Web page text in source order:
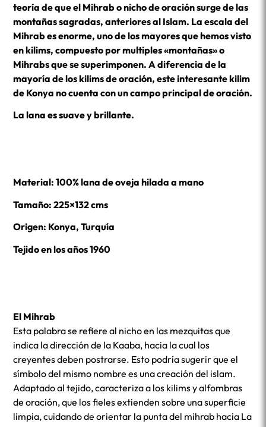
teoría de que el Mihrab o nicho de oración surge de las
montañas sagradas, anteriores al Islam. La escala del
Mihrab es enorme, uno de los mayores que hemos visto
en kilims, compuesto por multiples «montañas» o
Mihrabs que se superimponen. A diferencia de la
mayoría de los kilims de oración, este interesante kilim
de Konya no cuenta con un campo principal de oración.
La lana es suave y brillante.
Material: 100% lana de oveja hilada a mano
Tamaño: 225×132 cms
Origen: Konya, Turquía
Tejido en los años 1960
El Mihrab
Esta palabra se refiere al nicho en las mezquitas que
indica la dirección de la Kaaba, hacia la cual los
creyentes deben postrarse. Esto podría sugerir que el
símbolo del mismo nombre es una creación del islam.
Adaptado al tejido, caracteriza a los kilims y alfombras
de oración, que los fieles extienden sobre una superficie
limpia, cuidando de orientar la punta del mihrab hacia La